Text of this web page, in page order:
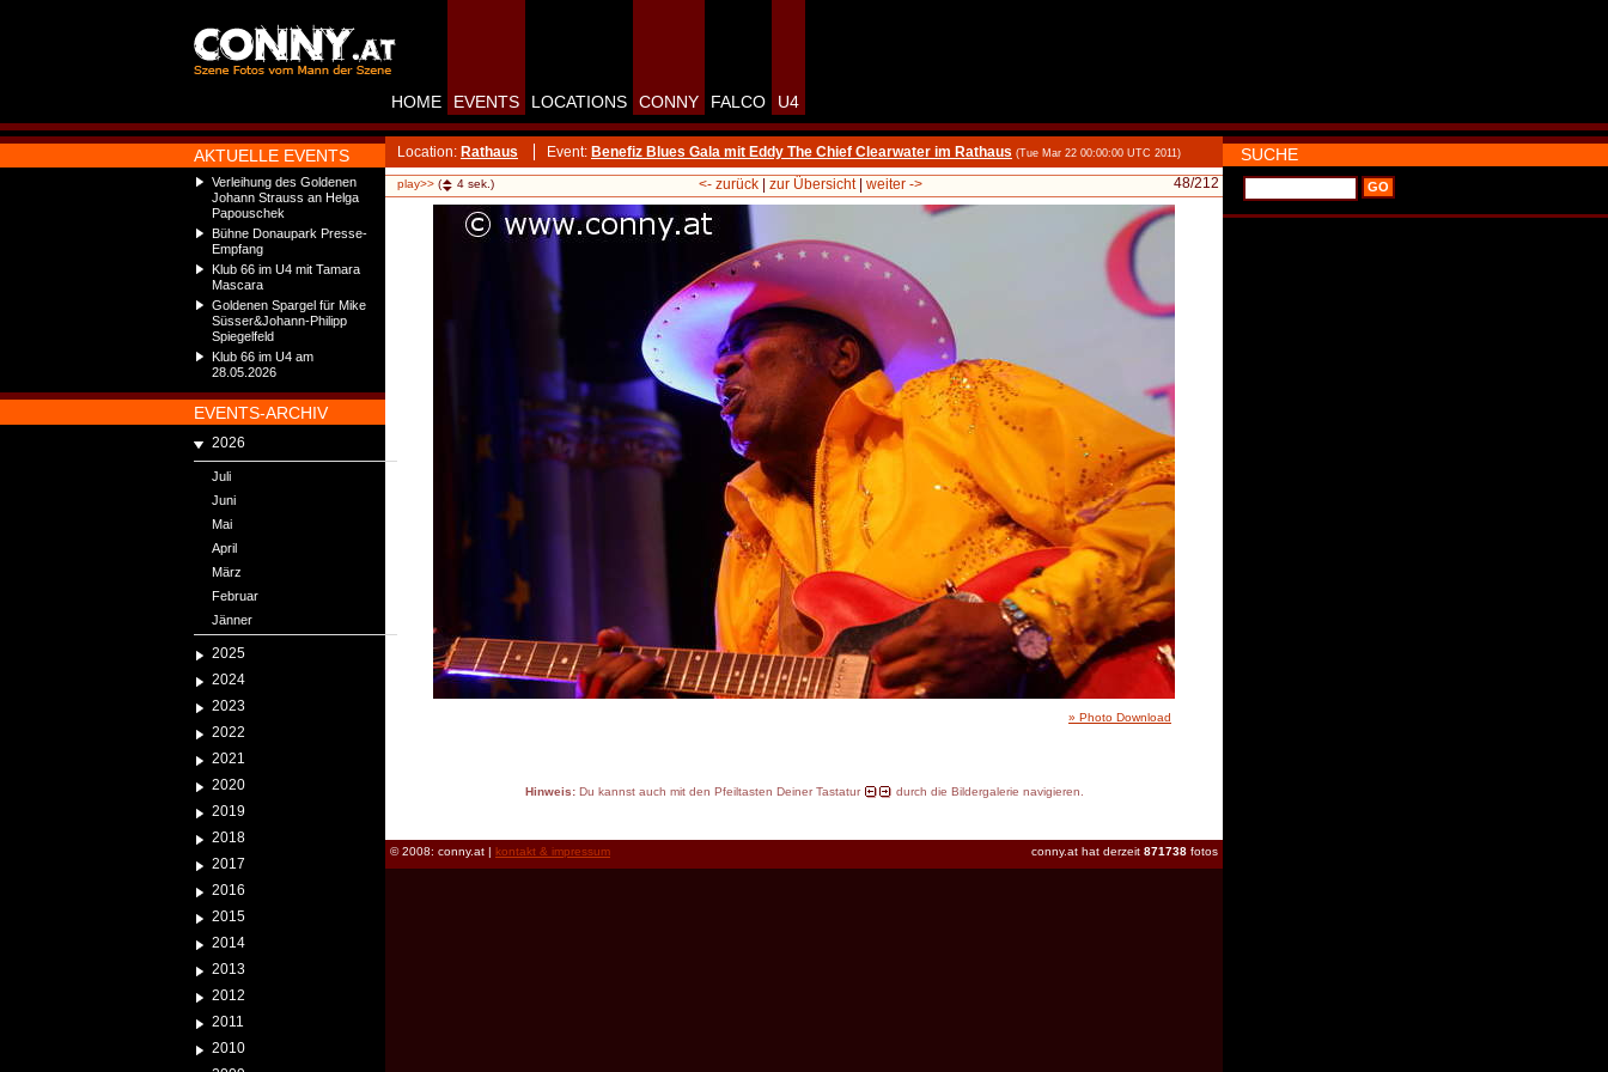
AKTUELLE EVENTS
Verleihung des Goldenen
Johann Strauss an Helga
Papouschek
Bühne Donaupark Presse-
Empfang
Klub 66 im U4 mit Tamara
Mascara
Goldenen Spargel für Mike
Süsser&Johann-Philipp
Spiegelfeld
Klub 66 im U4 am
28.05.2026
EVENTS-ARCHIV
2026
Juli
Juni
Mai
April
März
Februar
Jänner
2025
2024
2023
2022
2021
2020
2019
2018
2017
2016
2015
2014
2013
2012
2011
2010
HOME EVENTS LOCATIONS CONNY FALCO U4
Location: Rathaus Event: Benefiz Blues Gala mit Eddy The Chief Clearwater im Rathaus (Tue Mar 22 00:00:00 UTC 2011)
play>> ( 4 sek.) 48/212
<- zurück| zur Übersicht| weiter ->
» Photo Download
Hinweis:Du kannst auch mit den Pfeiltasten Deiner Tastatur durch die Bildergalerie navigieren.
conny.at hat derzeit 871738 fotos
© 2008: conny.at | kontakt & impressum
SUCHE